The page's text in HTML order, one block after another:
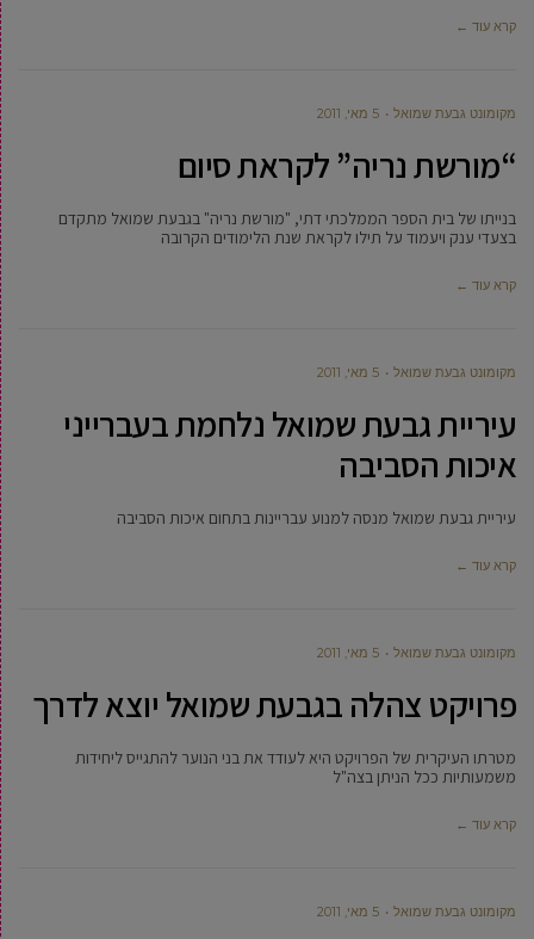
קרא עוד ←
מקומונט גבעת שמואל 5 מאי, 2011
“מורשת נריה” לקראת סיום
בנייתו של בית הספר הממלכתי דתי, "מורשת נריה" בגבעת שמואל מתקדם
בצעדי ענק ויעמוד על תילו לקראת שנת הלימודים הקרובה
קרא עוד ←
מקומונט גבעת שמואל 5 מאי, 2011
עיריית גבעת שמואל נלחמת בעברייני
איכות הסביבה
עיריית גבעת שמואל מנסה למנוע עבריינות בתחום איכות הסביבה
קרא עוד ←
מקומונט גבעת שמואל 5 מאי, 2011
פרויקט צהלה בגבעת שמואל יוצא לדרך
מטרתו העיקרית של הפרויקט היא לעודד את בני הנוער להתגייס ליחידות
משמעותיות ככל הניתן בצה"ל
קרא עוד ←
מקומונט גבעת שמואל 5 מאי, 2011